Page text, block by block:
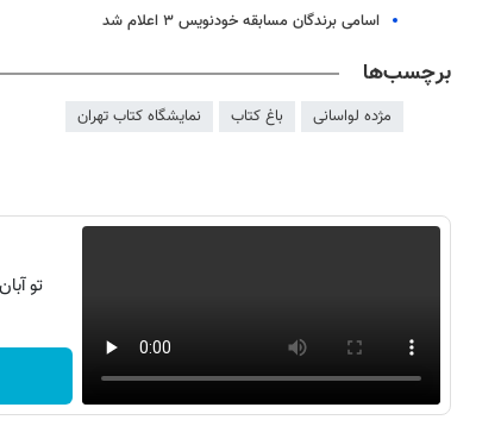
اسامی برندگان مسابقه خودنویس ۳ اعلام شد
برچسب‌ها
مژده لواسانی باغ کتاب نمایشگاه کتاب تهران
تو
روزنامه‌های صبح شنبه ۱۷ مرداد ۱۴۰۵